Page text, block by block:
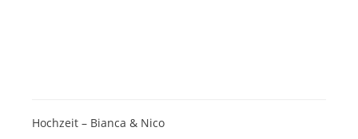
Hochzeit – Bianca & Nico